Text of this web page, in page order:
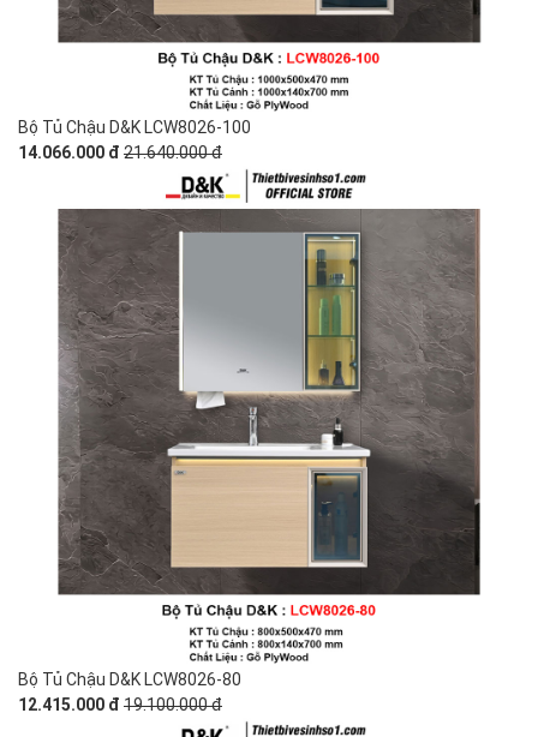
Bộ Tủ Chậu D&K LCW8026-100
14.066.000 đ 21.640.000 đ
Bộ Tủ Chậu D&K LCW8026-80
12.415.000 đ 19.100.000 đ